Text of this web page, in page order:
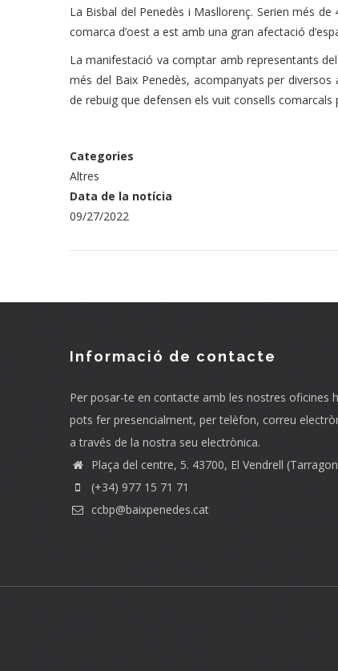
La Bisbal del Penedès i Masllorenç. Serien més
comarca d’oest a est amb una gran afectació
La manifestació va comptar amb representants
més del Baix Penedès, acompanyats per diversos
de rebuig que defensen els vuit consells
Categories
Altres
Data de la notícia
09/27/2022
Informació de contacte
Per posar-te en contacte amb les nostres oficines
pots fer presencialment, per telèfon, correu
a través de la nostra seu electrònica.
Plaça del centre, 5. 43700, El Vendrell
(+34) 977 15 71 71
ccbp@baixpenedes.cat